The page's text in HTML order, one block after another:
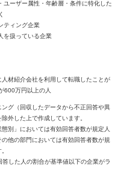
ユーザー属性・年齢層・条件に特化した
ティング企業
を扱っている企業
材紹介会社を利用して転職したことが
600万円以上の人
グ（回収したデータから不正回答や異
外した上で作成しています。
別」においては有効回答者数が規定人
他の部門においては有効回答者数が規
した人の割合が基準値以下の企業がラ